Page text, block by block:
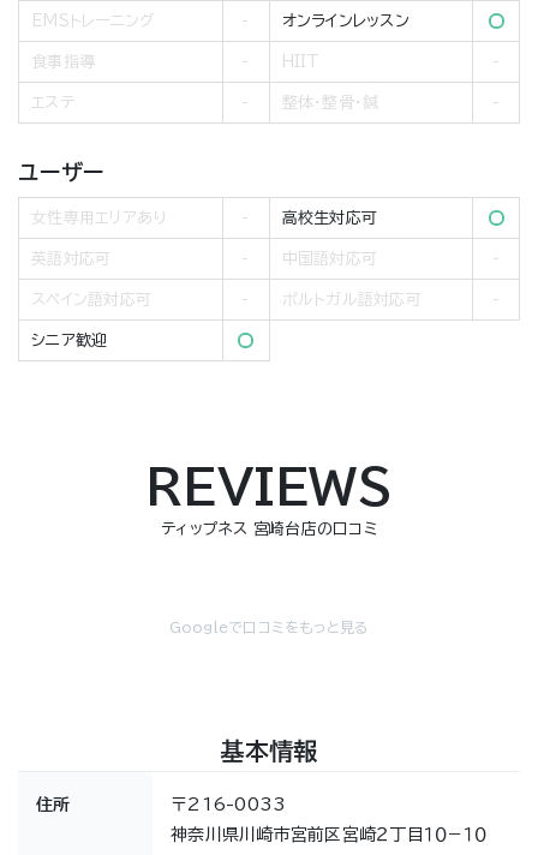
EMSトレーニング オンラインレッスン
食事指導 HIIT
エステ 整体・整骨・鍼
ユーザー
女性専用エリアあり 高校生対応可
英語対応可 中国語対応可
スペイン語対応可 ポルトガル語対応可
シニア歓迎
REVIEWS
ティップネス 宮崎台店の口コミ
Googleで口コミをもっと見る
基本情報
住所
〒216-0033
神奈川県川崎市宮前区宮崎２丁目１０−１０